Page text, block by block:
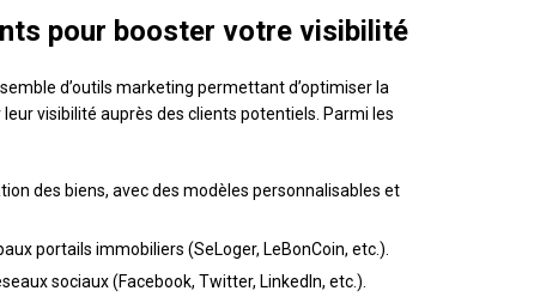
pour booster votre visibilité
d’outils marketing permettant d’optimiser la
visibilité auprès des clients potentiels. Parmi les
des biens, avec des modèles personnalisables et
portails immobiliers (SeLoger, LeBonCoin, etc.).
sociaux (Facebook, Twitter, LinkedIn, etc.).